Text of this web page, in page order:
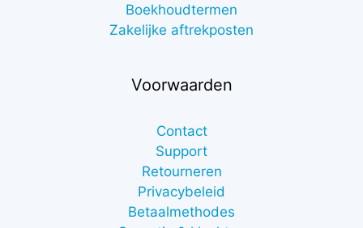
Boekhoudtermen
Zakelijke aftrekposten
Voorwaarden
Contact
Support
Retourneren
Privacybeleid
Betaalmethodes